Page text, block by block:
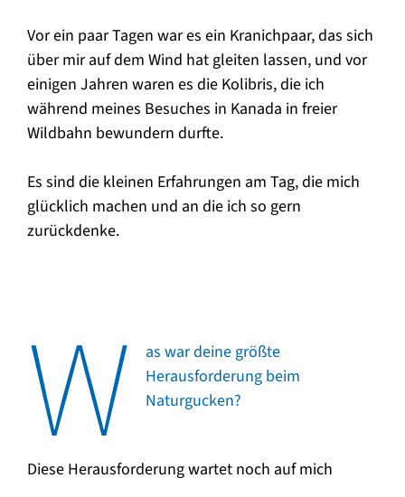
Vor ein paar Tagen war es ein Kranichpaar, das sich
über mir auf dem Wind hat gleiten lassen, und vor
einigen Jahren waren es die Kolibris, die ich
während meines Besuches in Kanada in freier
Wildbahn bewundern durfte.
Es sind die kleinen Erfahrungen am Tag, die mich
glücklich machen und an die ich so gern
zurückdenke.
W
as war deine größte
Herausforderung beim
Naturgucken?
Diese Herausforderung wartet noch auf mich